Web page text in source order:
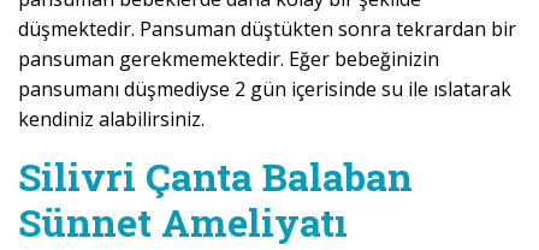
düşmektedir. Pansuman düştükten sonra tekrardan bir
pansuman gerekmemektedir. Eğer bebeğinizin
pansumanı düşmediyse 2 gün içerisinde su ile ıslatarak
kendiniz alabilirsiniz.
Silivri Çanta Balaban
Sünnet Ameliyatı